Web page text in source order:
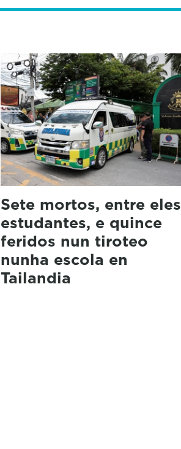
Sete mortos, entre eles
estudantes, e quince
feridos nun tiroteo
nunha escola en
Tailandia